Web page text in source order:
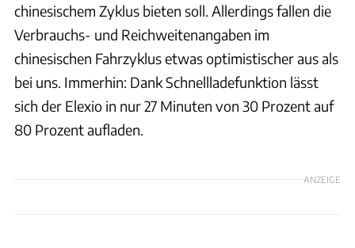
chinesischem Zyklus bieten soll. Allerdings fallen die
Verbrauchs- und Reichweitenangaben im
chinesischen Fahrzyklus etwas optimistischer aus als
bei uns. Immerhin: Dank Schnellladefunktion lässt
sich der Elexio in nur 27 Minuten von 30 Prozent auf
80 Prozent aufladen.
ANZEIGE